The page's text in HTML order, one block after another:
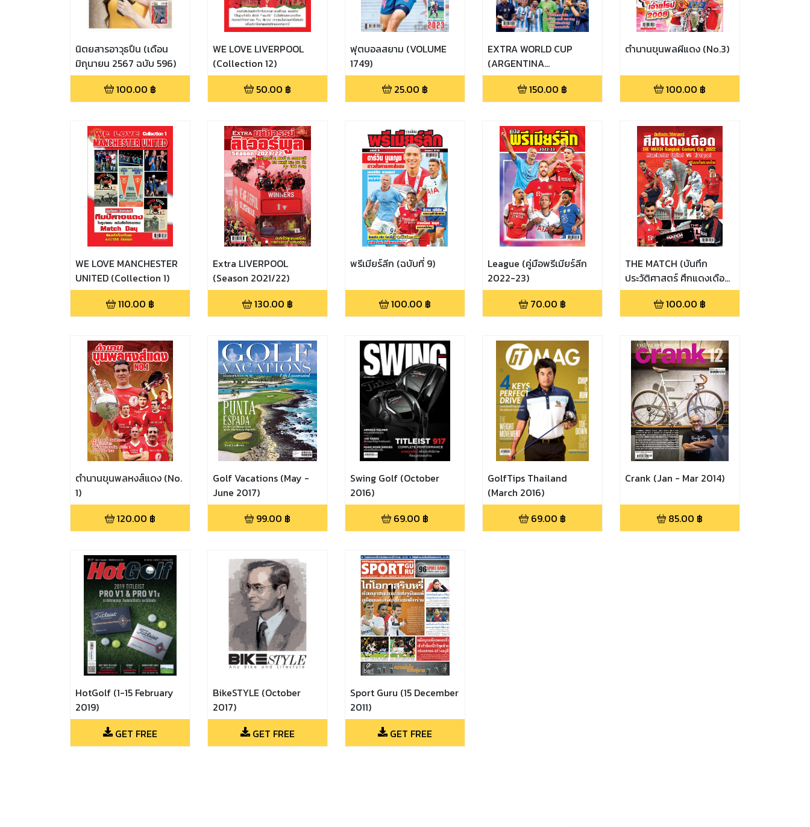
นิตยสารอาวุธปืน (เดือน
มิถุนายน 2567 ฉบับ 596)
100.00 ฿
WE LOVE LIVERPOOL
(Collection 12)
50.00 ฿
ฟุตบอลสยาม (VOLUME
1749)
25.00 ฿
EXTRA WORLD CUP
(ARGENTINA
CHAMPIONS Qatar 2022)
150.00 ฿
ตำนานขุนพลผีแดง (No.3)
100.00 ฿
WE LOVE MANCHESTER
UNITED (Collection 1)
110.00 ฿
Extra LIVERPOOL
(Season 2021/22)
130.00 ฿
พรีเมียร์ลีก (ฉบับที่ 9)
100.00 ฿
League (คู่มือพรีเมียร์ลีก
2022-23)
70.00 ฿
THE MATCH (บันทึก
ประวัติศาสตร์ ศึกแดงเดือด
THE MATCH BANGKOK
CENTURY CUP 2022)
100.00 ฿
ตำนานขุนพลหงส์แดง (No.
1)
120.00 ฿
Golf Vacations (May -
June 2017)
99.00 ฿
Swing Golf (October
2016)
69.00 ฿
GolfTips Thailand
(March 2016)
69.00 ฿
Crank (Jan - Mar 2014)
85.00 ฿
HotGolf (1-15 February
2019)
GET FREE
BikeSTYLE (October
2017)
GET FREE
Sport Guru (15 December
2011)
GET FREE